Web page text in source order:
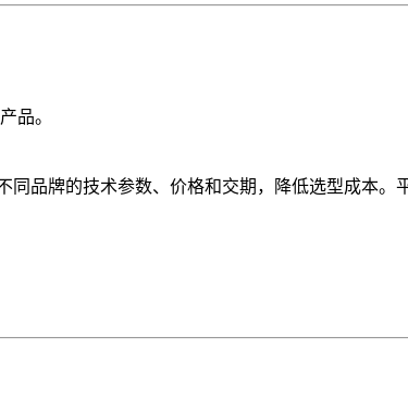
品。
品牌的技术参数、价格和交期，降低选型成本。